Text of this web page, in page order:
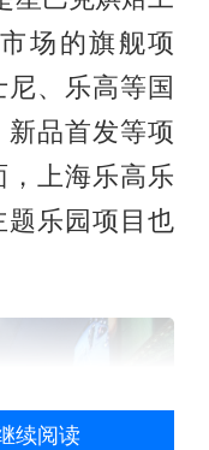
场的旗舰项
、乐高等国
新品首发等项
，上海乐高乐
题乐园项目也
续阅读